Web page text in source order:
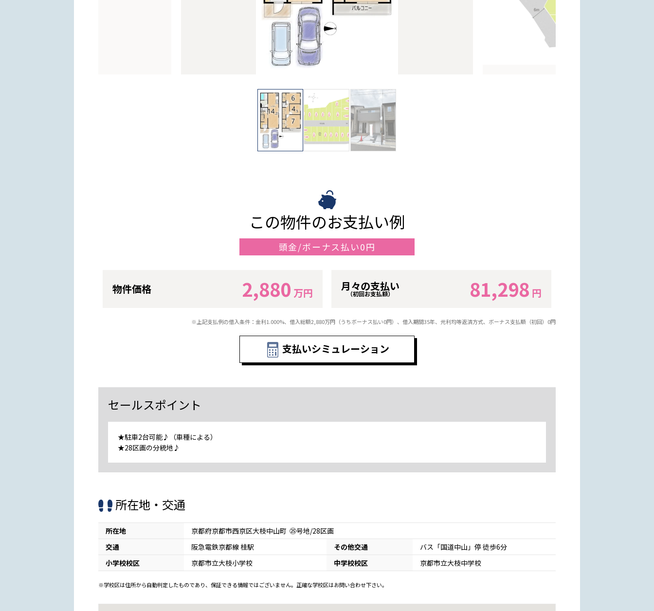
この物件のお支払い例
頭金/ボーナス払い0円
物件価格 2,880 万円 月々の支払い
（初回お支払額） 81,298 円
※上記支払例の借入条件：金利1.000%、借入総額2,880万円（うちボーナス払い0円）、借入期間35年、元利均等返済方式、ボーナス支払額（初回）0円
支払いシミュレーション
セールスポイント
★駐車2台可能♪（車種による）
★28区画の分統地♪
所在地・交通
所在地
京都府京都市西京区大枝中山町 ㉕号地/28区画
交通
阪急電鉄京都線 桂駅 その他交通
バス「国道中山」停 徒歩6分
小学校校区
京都市立大枝小学校 中学校校区 京都市立大枝中学校
※学校区は住所から自動判定したものであり、保証できる情報ではございません。正確な学校区はお問い合わせ下さい。